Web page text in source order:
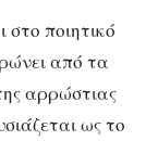
στο ποιητικό
από τα
αρρώστιας
ως το